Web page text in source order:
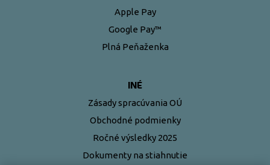
Apple Pay
Google Pay™
Plná Peňaženka
INÉ
Zásady spracúvania OÚ
Obchodné podmienky
Ročné výsledky 2025
Dokumenty na stiahnutie